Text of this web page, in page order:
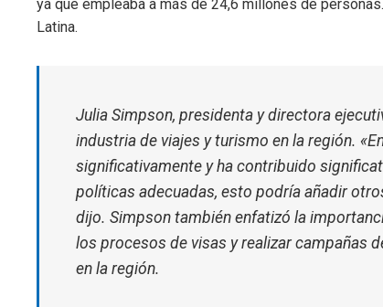
ya que empleaba a más de 24,6 millones de
Latina.
Julia Simpson, presidenta y directora
industria de viajes y turismo en la región.
significativamente y ha contribuido
políticas adecuadas, esto podría añadir
dijo. Simpson también enfatizó la
los procesos de visas y realizar campañas
en la región.